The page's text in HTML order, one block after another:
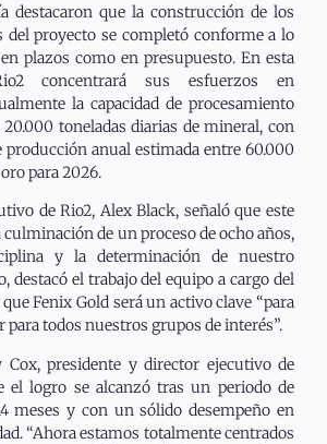
destacaron que la construcción de los
del proyecto se completó conforme a lo
plazos como en presupuesto. En esta
concentrará sus esfuerzos en
la capacidad de procesamiento
toneladas diarias de mineral, con
producción anual estimada entre 60.000
para 2026.
de Rio2, Alex Black, señaló que este
de un proceso de ocho años,
y la determinación de nuestro
destacó el trabajo del equipo a cargo del
Fenix Gold será un activo clave “para
para todos nuestros grupos de interés”.
presidente y director ejecutivo de
el logro se alcanzó tras un periodo de
meses y con un sólido desempeño en
“Ahora estamos totalmente centrados